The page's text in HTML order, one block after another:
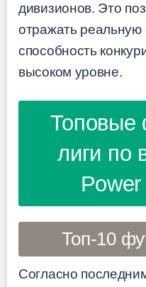
дивизионов. Это
отражать реальную
способность
высоком уровне.
Топовые
лиги по
Топ-10
Согласно